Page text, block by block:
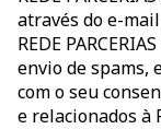
através do e-
REDE
envio de spams,
com o seu
e relacionados à